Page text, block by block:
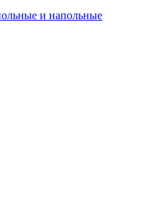
и напольные